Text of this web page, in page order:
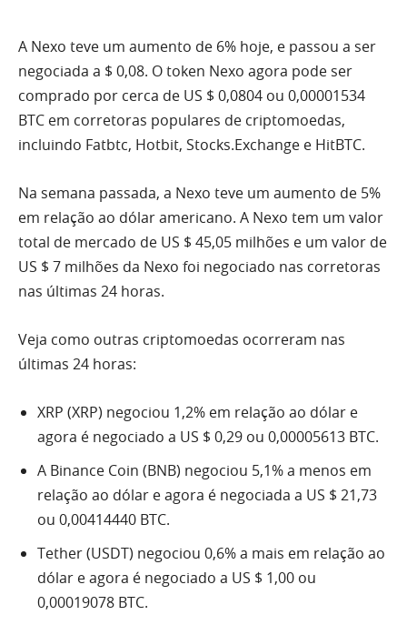
A Nexo teve um aumento de 6% hoje, e passou a ser
negociada a $ 0,08. O token Nexo agora pode ser
comprado por cerca de US $ 0,0804 ou 0,00001534
BTC em corretoras populares de criptomoedas,
incluindo Fatbtc, Hotbit, Stocks.Exchange e HitBTC.
Na semana passada, a Nexo teve um aumento de 5%
em relação ao dólar americano. A Nexo tem um valor
total de mercado de US $ 45,05 milhões e um valor de
US $ 7 milhões da Nexo foi negociado nas corretoras
nas últimas 24 horas.
Veja como outras criptomoedas ocorreram nas
últimas 24 horas:
XRP (XRP) negociou 1,2% em relação ao dólar e
agora é negociado a US $ 0,29 ou 0,00005613 BTC.
A Binance Coin (BNB) negociou 5,1% a menos em
relação ao dólar e agora é negociada a US $ 21,73
ou 0,00414440 BTC.
Tether (USDT) negociou 0,6% a mais em relação ao
dólar e agora é negociado a US $ 1,00 ou
0,00019078 BTC.